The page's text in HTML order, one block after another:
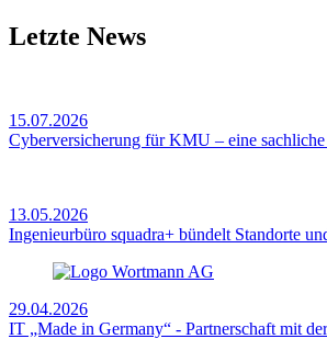
Letzte News
15.07.2026
Cyberversicherung für KMU – eine
13.05.2026
Ingenieurbüro squadra+ bündelt Standorte
29.04.2026
IT „Made in Germany“ - Partnerschaft mit